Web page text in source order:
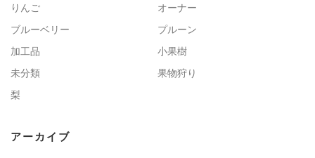
りんご
オーナー
ブルーベリー
プルーン
加工品
小果樹
未分類
果物狩り
梨
アーカイブ